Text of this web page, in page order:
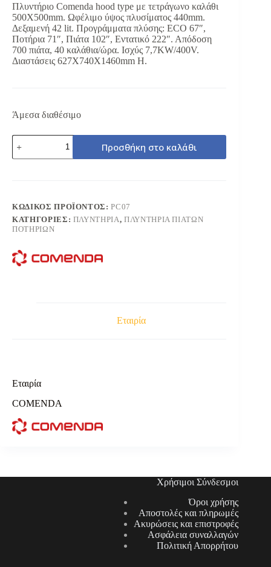
5.600,00 €.
είναι:
3.920,00 €.
Πλυντήριο Comenda hood type με τετράγωνο καλάθι
500Χ500mm. Ωφέλιμο ύψος πλυσίματος 440mm.
Δεξαμενή 42 lit. Προγράμματα πλύσης: ECO 67″,
Ποτήρια 71″, Πιάτα 102″, Εντατικό 222″. Απόδοση
700 πιάτα, 40 καλάθια/ώρα. Ισχύς 7,7KW/400V.
Διαστάσεις 627Χ740Χ1460mm H.
Άμεσα διαθέσιμο
COMENDA
PC07
ΠΛΥΝΤΗΡΙΟ
Προσθήκη στο καλάθι
ΚΩΔΙΚΌΣ ΠΡΟΪΌΝΤΟΣ:PC07
ΚΑΤΗΓΟΡΊΕΣ: ΠΛΥΝΤΗΡΙΑ, ΠΛΥΝΤΗΡΙΑ ΠΙΑΤΩΝ
ΠΟΤΗΡΙΩΝ
Εταιρία
Εταιρία
COMENDA
Χρήσιμοι Σύνδεσμοι
Όροι χρήσης
Αποστολές και πληρωμές
Ακυρώσεις και επιστροφές
Ασφάλεια συναλλαγών
Πολιτική Απορρήτου